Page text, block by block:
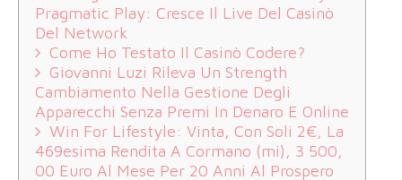
Pragmatic Play: Cresce Il Live Del Casinò
Del Network
Come Ho Testato Il Casinò Codere?
Giovanni Luzi Rileva Un Strength
Cambiamento Nella Gestione Degli
Apparecchi Senza Premi In Denaro E Online
Win For Lifestyle: Vinta, Con Soli 2€, La
469esima Rendita A Cormano (mi), 3 500,
00 Euro Al Mese Per 20 Anni Al Prospero